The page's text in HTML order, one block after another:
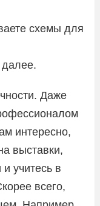
схемы для
далее.
Даже
интересно,
выставки,
учитесь в
всего,